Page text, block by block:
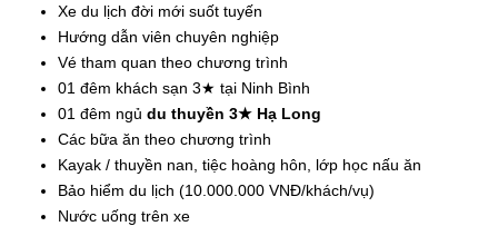
Xe du lịch đời mới suốt tuyến
Hướng dẫn viên chuyên nghiệp
Vé tham quan theo chương trình
01 đêm khách sạn 3★ tại Ninh Bình
01 đêm ngủdu thuyền 3★ Hạ Long
Các bữa ăn theo chương trình
Kayak / thuyền nan, tiệc hoàng hôn, lớp học nấu ăn
Bảo hiểm du lịch (10.000.000 VNĐ/khách/vụ)
Nước uống trên xe